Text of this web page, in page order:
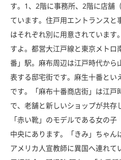
す。1、2階に事務所、2階に店舗
ています。住戸用エントランスと
はそれぞれ別に用意されています
すよ。都営大江戸線と東京メトロ
番」駅。麻布周辺は江戸時代から
表する邸宅街です。麻生十番とい
です。「麻布十番商店街」は江戸
で、老舗と新しいショップが共
「赤い靴」のモデルである女の
中央にあります。「きみ」ちゃん
アメリカ人宣教師に異国へ連れ